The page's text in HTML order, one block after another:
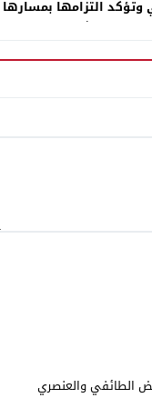
التزامها بمسارها
التربوي والثقافي
الطائفي والعنصري